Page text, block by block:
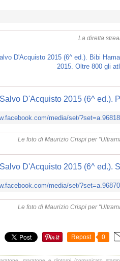
La diretta
D'Acquisto 2015 (6^ ed.).
Le foto di Maurizio Crispi per
D'Acquisto 2015 (6^ ed.).
Le foto di Maurizio Crispi per
Repost 0